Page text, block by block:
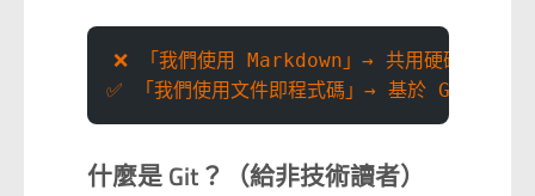
❌ 「我們使用 Markdown」→ 共用硬碟上的檔
✅ 「我們使用文件即程式碼」→ 基於 Git 的工
什麼是 Git？（給非技術讀者）